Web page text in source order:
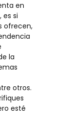
en
es si
ofrecen,
la
otros.
esté